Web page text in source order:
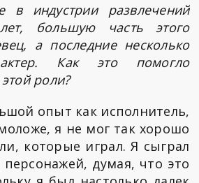
в индустрии развлечений
большую часть этого
а последние несколько
Как это помогло
роли?
опыт как исполнитель,
я не мог так хорошо
которые играл. Я сыграл
думая, что это